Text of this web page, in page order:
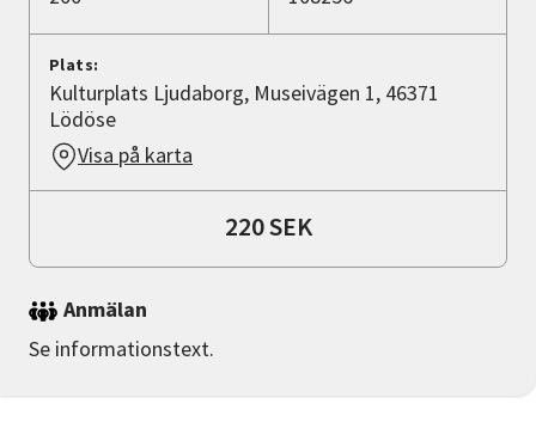
Plats:
Kulturplats Ljudaborg, Museivägen 1, 46371
Lödöse
Visa på karta
220 SEK
Anmälan
Se informationstext.